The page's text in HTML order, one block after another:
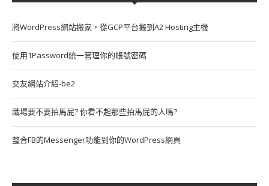
將WordPress網站搬家，從GCP平台搬到A2 Hosting主機
使用1Password統一管理你的帳號密碼
交友網站介紹-be2
職場要不要拍馬屁? 你看不起那些拍馬屁的人嗎?
整合FB的Messenger功能到你的WordPress網頁